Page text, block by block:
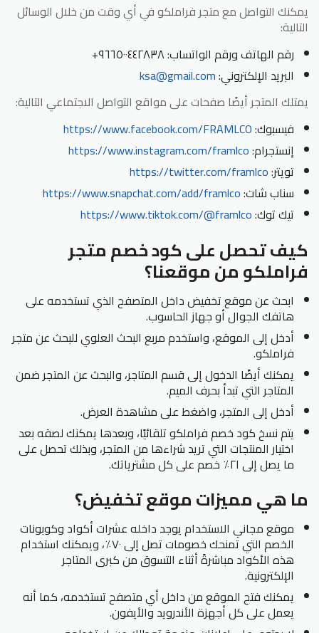
يمكنك التواصل مع متجر فراملكو في أي وقت من خلال الوسائل
التالية:
رقم الهاتف ورقم الواتساب: ٩٦٦٥٠٠٤٤٢٨٣٨+
البريد الإلكتروني:ksa@gmail.com
يمتلك المتجر أيضًا صفحات على مواقع التواصل الاجتماعي التالية:
فيسبوك:https://www.facebook.com/FRAMLCO
إنستجرام:https://www.instagram.com/framlco
تويتر:https://twitter.com/framlco
سناب شات:https://www.snapchat.com/add/framlco
تيك توك:https://www.tiktok.com/@framlco
كيف تحصل على كود خصم متجر
فراملكو من موقعنا؟
ابحث عن موقع تخفيض داخل المتصفح الذي تستخدمه على
هاتفك الجوال أو جهاز الحاسوب.
أدخل إلى الموقع، واستخدم مربع البحث العلوي للبحث عن متجر
فراملكو.
يمكنك أيضًا الدخول إلى قسم المتاجر، والبحث عن المتجر ضمن
المتاجر التي تبدأ بحرف الميم.
أدخل إلى المتجر، واضغط على مشاهدة العرض.
يتم نسخ كود خصم فراملكو تلقائيًا، وبعدها يمكنك لصقه بعد
اختيار المنتجات التي تريد شراءها من المتجر، وبذلك تحصل على
ما يصل إلى ٢١٪ خصم على كل مشترياتك.
ما هي مميزات موقع تخفيض؟
موقع مجاني الاستخدام يوجد داخله عشرات أكواد وكوبونات
الخصم التي تمنحك خصومات تصل إلى ٧٠٪، ويمكنك استخدام
هذه الأكواد مباشرةً أثناء التسوق من كبرى المتاجر
الإلكترونية.
يمكنك فتح الموقع من داخل أي متصفح تستخدمه، كما أنه
يعمل على كل أجهزة الأندرويد والأيفون.